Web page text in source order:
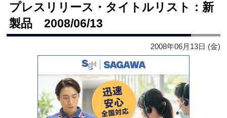
プレスリリース・タイトルリスト：新
製品 2008/06/13
2008年06月13日 (金)